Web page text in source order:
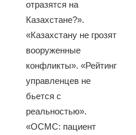
отразятся на
Казахстане?».
«Казахстану не грозят
вооруженные
конфликты». «Рейтинг
управленцев не
бьется с
реальностью».
«ОСМС: пациент